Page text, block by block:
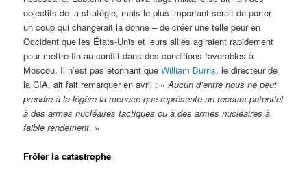
objectifs de la stratégie, mais le plus important serait de porter
un coup qui changerait la donne – de créer une telle peur en
Occident que les États-Unis et leurs alliés agiraient rapidement
pour mettre fin au conflit dans des conditions favorables à
Moscou. Il n’est pas étonnant queWilliam Burns, le directeur de
la CIA, ait fait remarquer en avril : «Aucun d’entre nous ne peut
prendre à la légère la menace que représente un recours potentiel
à des armes nucléaires tactiques ou à des armes nucléaires à
faible rendement. »
Frôler la catastrophe